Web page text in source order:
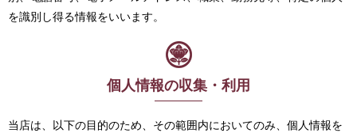
を識別し得る情報をいいます。
個人情報の収集・利用
当店は、以下の目的のため、その範囲内においてのみ、個人情報を